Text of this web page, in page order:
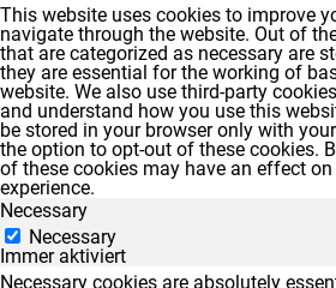
This website uses cookies to improve
navigate through the website. Out of
that are categorized as necessary are
they are essential for the working of
website. We also use third-party
and understand how you use this
be stored in your browser only with
the option to opt-out of these cookies.
of these cookies may have an effect
experience.
Necessary
Necessary
Immer aktiviert
Necessary cookies are absolutely